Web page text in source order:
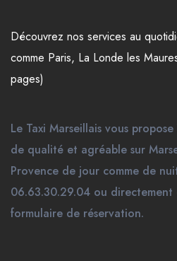
Découvrez nos services au
comme Paris, La Londe les
pages)
Le Taxi Marseillais vous
de qualité et agréable sur
Provence de jour comme de
06.63.30.29.04 ou
formulaire de réservation.